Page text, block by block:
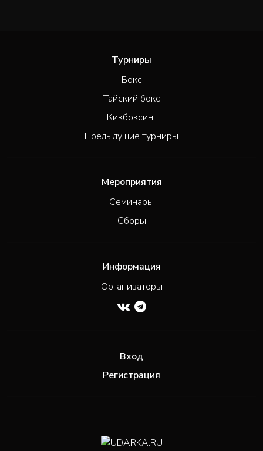
Турниры
Бокс
Тайский бокс
Кикбоксинг
Предыдущие турниры
Мероприятия
Семинары
Сборы
Информация
Организаторы
Вход
Регистрация